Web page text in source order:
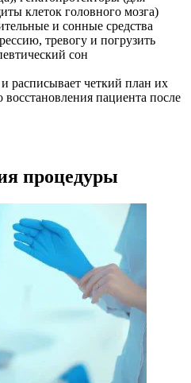
клеток головного мозга)
и сонные средства
тревогу и погрузить
сон
расписывает четкий план их
восстановления пациента после
процедуры